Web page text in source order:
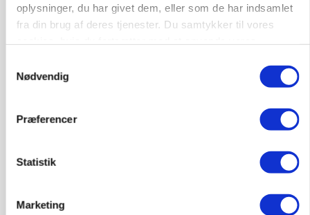
oplysninger, du har givet dem, eller som de har indsamlet
fra din brug af deres tjenester. Du samtykker til vores
Nødvendig
Præferencer
Statistik
Marketing
Før såmaskinen kører: Her er efterårets største
skadedyrsrisici